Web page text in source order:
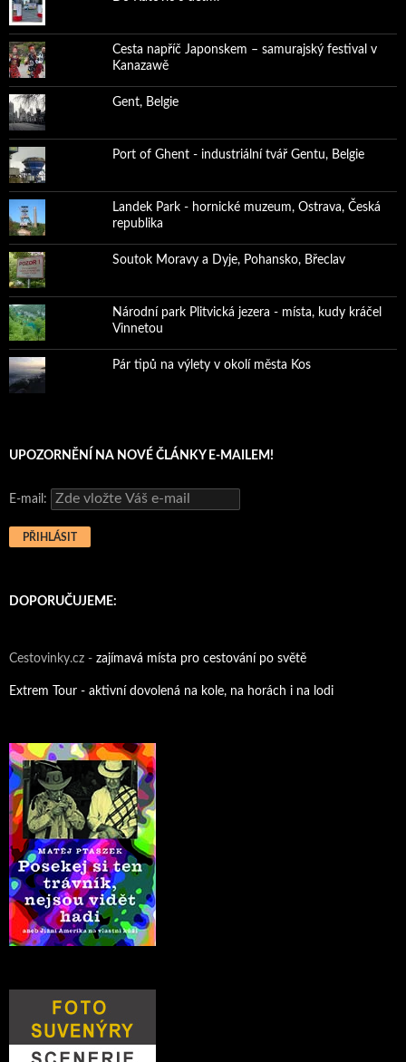
Cesta napříč Japonskem – samurajský festival v
Kanazawě
Gent, Belgie
Port of Ghent - industriální tvář Gentu, Belgie
Landek Park - hornické muzeum, Ostrava, Česká
republika
Soutok Moravy a Dyje, Pohansko, Břeclav
Národní park Plitvická jezera - místa, kudy kráčel
Vinnetou
Pár tipů na výlety v okolí města Kos
UPOZORNĚNÍ NA NOVÉ ČLÁNKY E-MAILEM!
E-mail:
DOPORUČUJEME:
Cestovinky.cz - zajímavá místa pro cestování po světě
Extrem Tour - aktivní dovolená na kole, na horách i na lodi